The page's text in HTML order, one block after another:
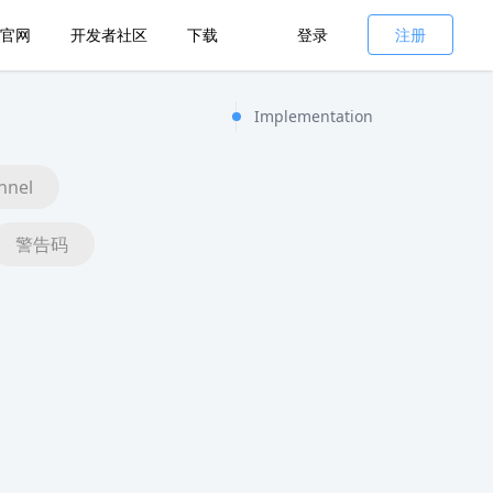
官网 开发者社区 下载 登录 注册
警告码
Implementation